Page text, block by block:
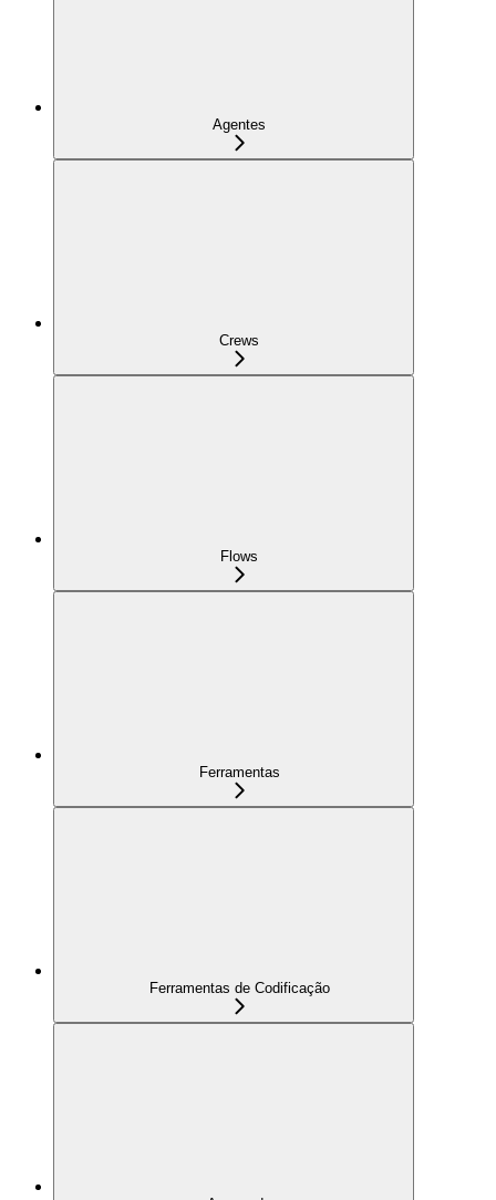
Agentes
Crews
Flows
Ferramentas
Ferramentas de Codificação